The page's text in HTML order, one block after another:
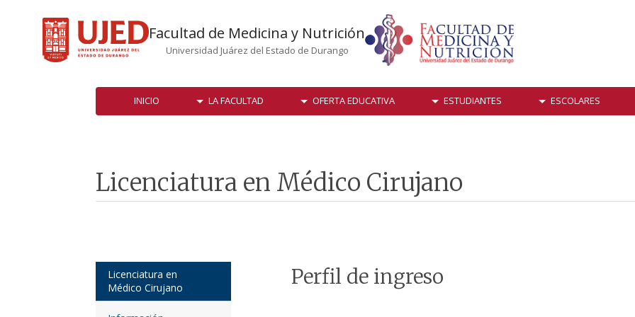
Facultad de Medicina y Nutrición
Universidad Juárez del Estado de Durango
INICIO LA FACULTAD OFERTA EDUCATIVA ESTUDIANTES ESCOLARES
Licenciatura en Médico Cirujano
Licenciatura en
Médico Cirujano
Perfil de ingreso